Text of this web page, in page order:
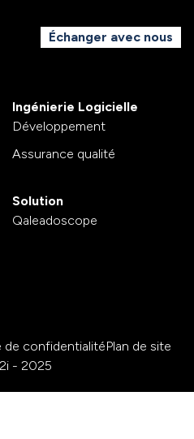
Échanger avec nous
Ingénierie Logicielle
Développement
Assurance qualité
Solution
Qaleadoscope
de confidentialitéPlan de site
- 2025